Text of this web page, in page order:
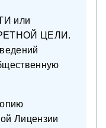
или
ЦЕЛИ.
Лицензии